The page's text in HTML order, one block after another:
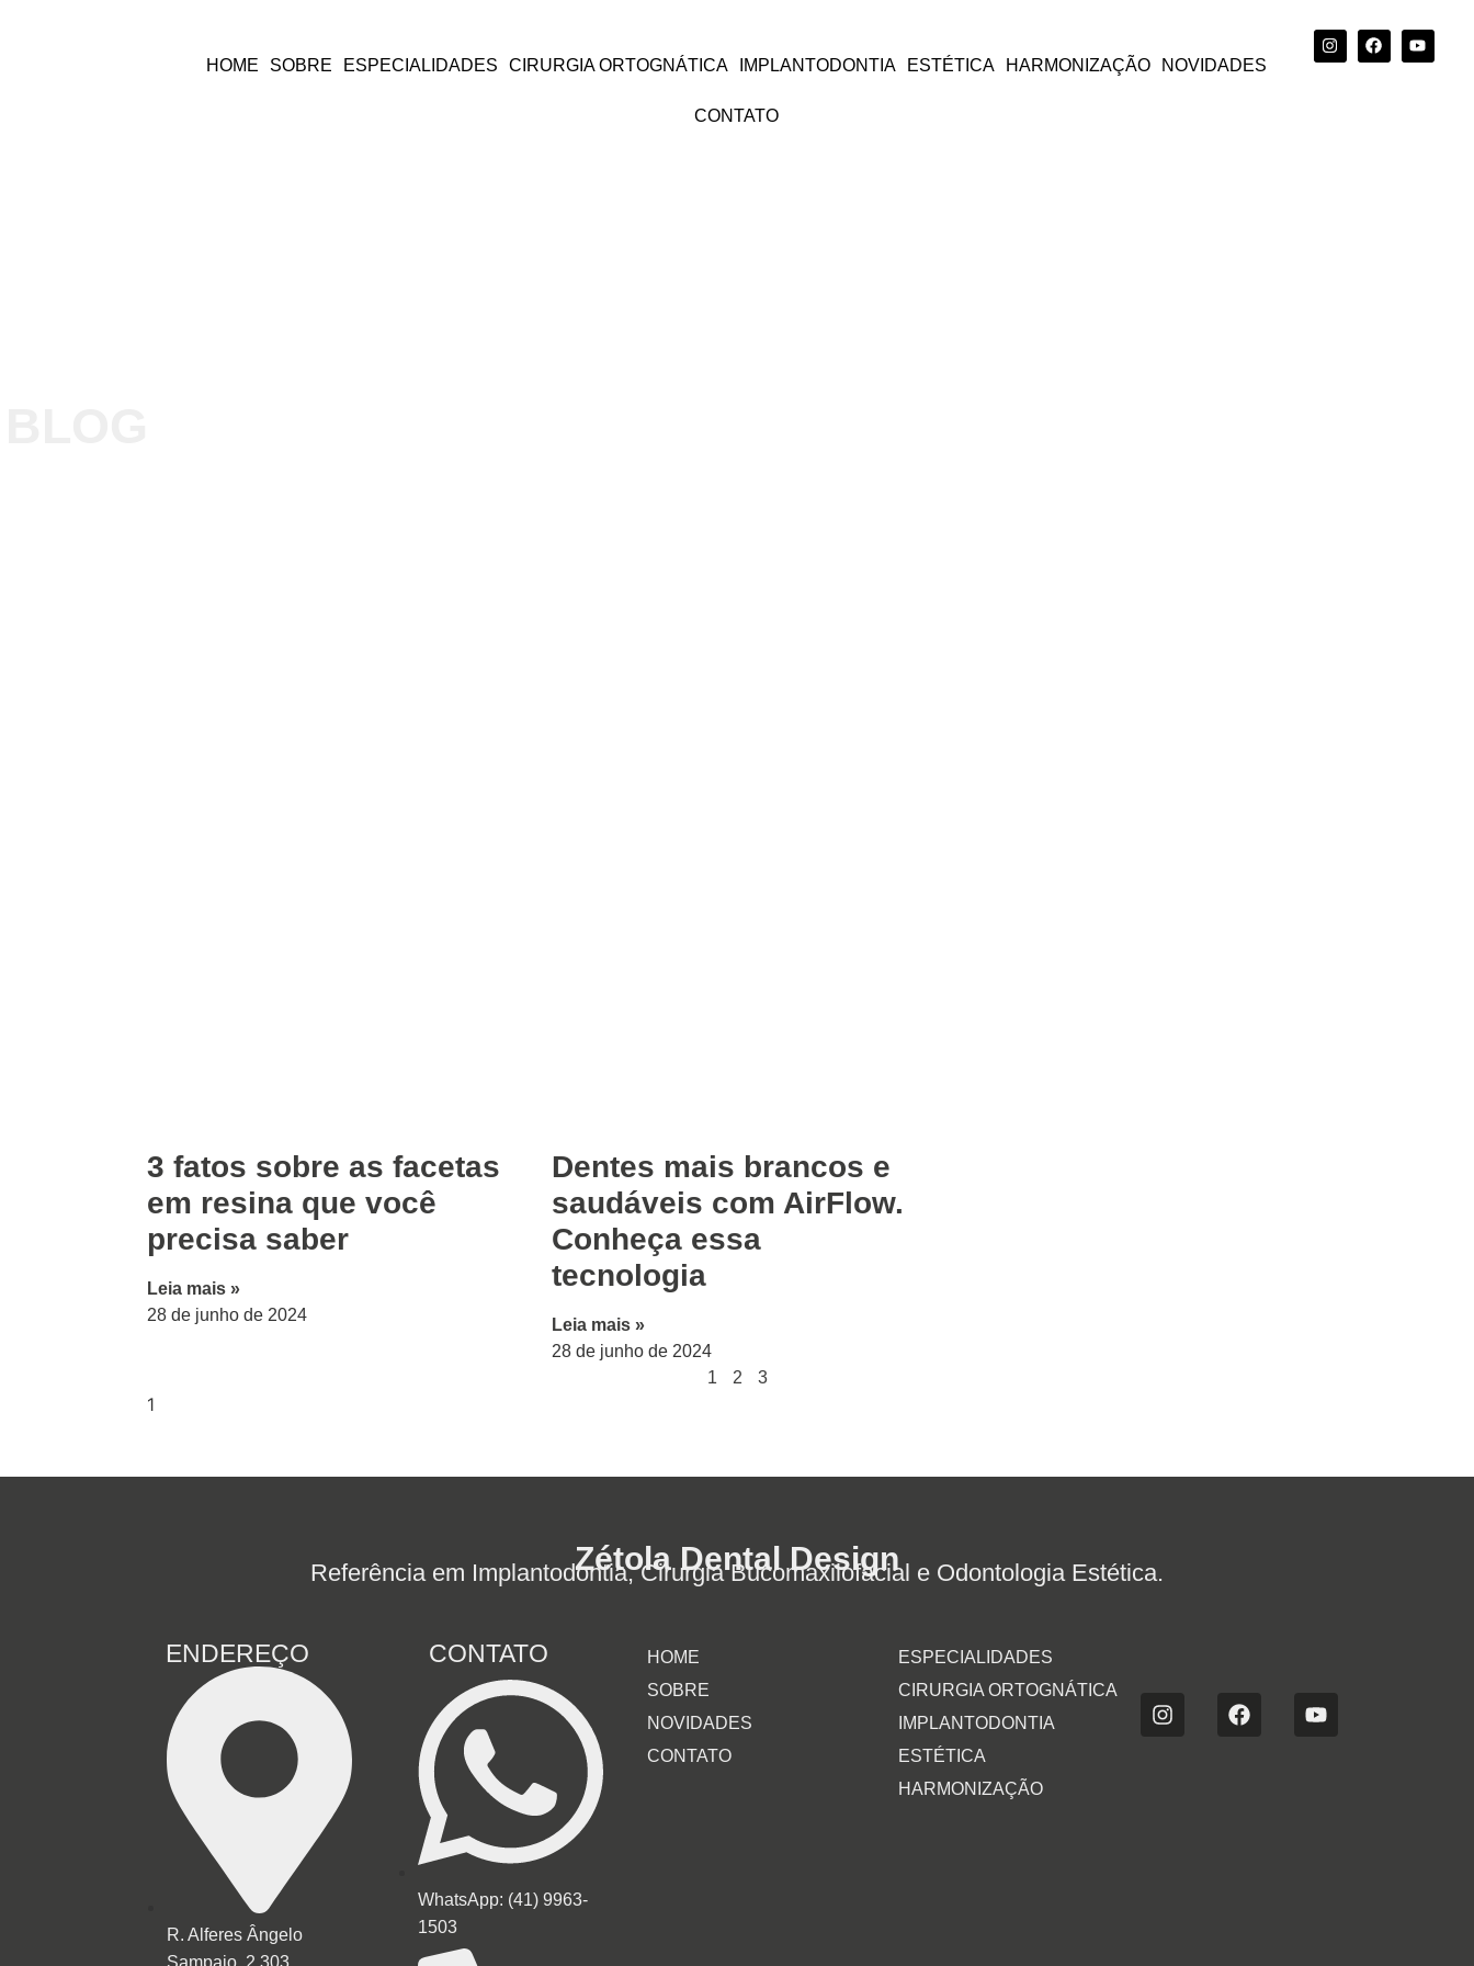
HOME SOBRE ESPECIALIDADES CIRURGIA ORTOGNÁTICA IMPLANTODONTIA ESTÉTICA HARMONIZAÇÃO NOVIDADES
CONTATO
3 fatos sobre as facetas
em resina que você
precisa saber
Leia mais »
28 de junho de 2024
Dentes mais brancos e
saudáveis com AirFlow.
Conheça essa
tecnologia
Leia mais »
28 de junho de 2024
1
2 3
Zétola Dental Design
Referência em Implantodontia, Cirurgia Bucomaxilofacial e Odontologia Estética.
ENDEREÇO
R. Alferes Ângelo
Sampaio, 2.303
CONTATO
WhatsApp: (41) 9963-
1503
HOME
SOBRE
NOVIDADES
CONTATO
ESPECIALIDADES
CIRURGIA ORTOGNÁTICA
IMPLANTODONTIA
ESTÉTICA
HARMONIZAÇÃO